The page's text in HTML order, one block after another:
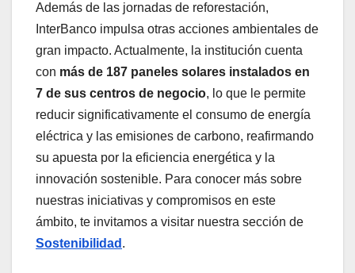
Además de las jornadas de reforestación,
InterBanco impulsa otras acciones ambientales de
gran impacto. Actualmente, la institución cuenta
con más de 187 paneles solares instalados en
7 de sus centros de negocio, lo que le permite
reducir significativamente el consumo de energía
eléctrica y las emisiones de carbono, reafirmando
su apuesta por la eficiencia energética y la
innovación sostenible. Para conocer más sobre
nuestras iniciativas y compromisos en este
ámbito, te invitamos a visitar nuestra sección de
Sostenibilidad .